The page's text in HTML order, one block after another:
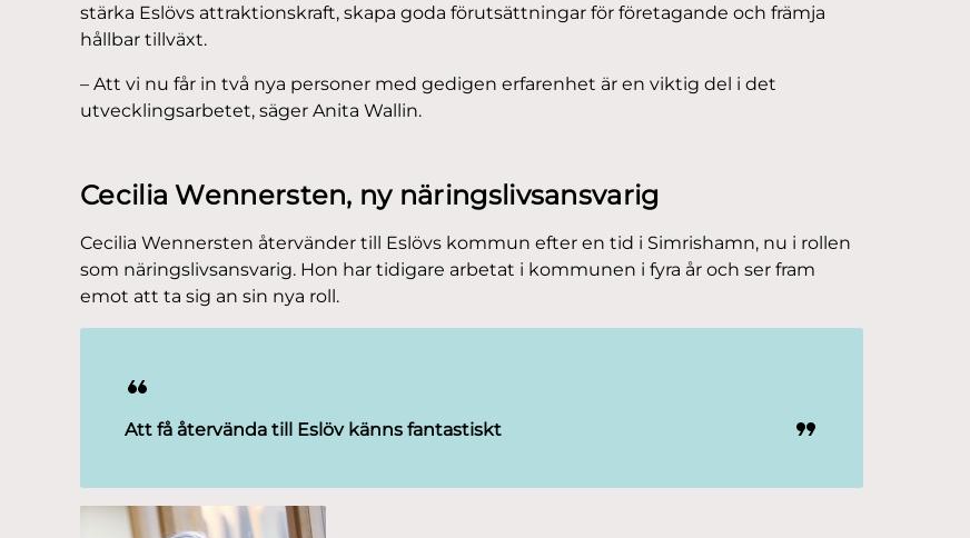
stärka Eslövs attraktionskraft, skapa goda förutsättningar för företagande och främja
hållbar tillväxt.
– Att vi nu får in två nya personer med gedigen erfarenhet är en viktig del i det
utvecklingsarbetet, säger Anita Wallin.
Cecilia Wennersten, ny näringslivsansvarig
Cecilia Wennersten återvänder till Eslövs kommun efter en tid i Simrishamn, nu i rollen
som näringslivsansvarig. Hon har tidigare arbetat i kommunen i fyra år och ser fram
emot att ta sig an sin nya roll.
Att få återvända till Eslöv känns fantastiskt